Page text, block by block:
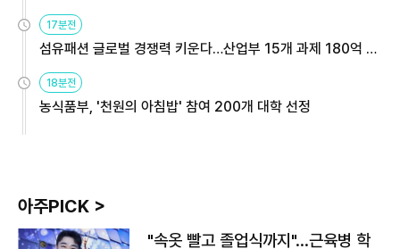
17분전
섬유패션 글로벌 경쟁력 키운다…산업부 15개 과제 180억 지
18분전
농식품부, '천원의 아침밥' 참여 200개 대학 선정
아주PICK >
"속옷 빨고 졸업식까지"…근육병 학